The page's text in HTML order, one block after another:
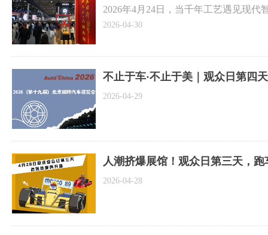
2026年4月24日，当千年工艺遇见现
汽车行业分会联合主办的“驭美同行
2026-04-30
不止于车·不止于美｜观众日第四
2026-04-29
人潮挤爆展馆！观众日第三天，
2026-04-28